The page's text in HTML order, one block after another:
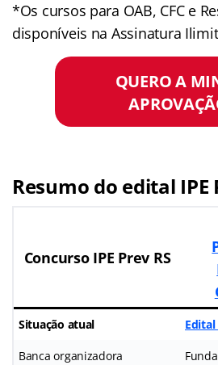
*Os cursos para OAB, CFC e
disponíveis na Assinatura
QUERO A
Resumo do edital IPE
Concurso IPE Prev RS
Situação atual
Banca organizadora